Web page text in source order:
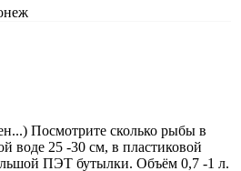
Посмотрите сколько рыбы в
воде 25 -30 см, в пластиковой
ПЭТ бутылки. Объём 0,7 -1 л.